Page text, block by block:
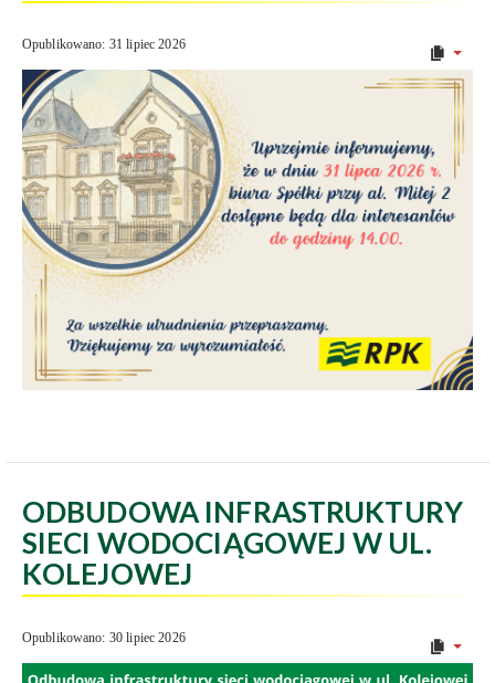
Opublikowano: 31 lipiec 2026
ODBUDOWA INFRASTRUKTURY
SIECI WODOCIĄGOWEJ W UL.
KOLEJOWEJ
Opublikowano: 30 lipiec 2026